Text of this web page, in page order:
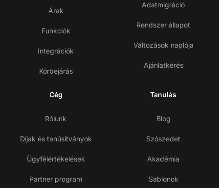
Árak
Funkciók
Integrációk
Körbejárás
Adatmigráció
Rendszer állapot
Változások naplója
Ajánlatkérés
Cég
Rólunk
Díjak és tanúsítványok
Ügyfélértékelések
Partner program
Tanulás
Blog
Szószedet
Akadémia
Sablonok